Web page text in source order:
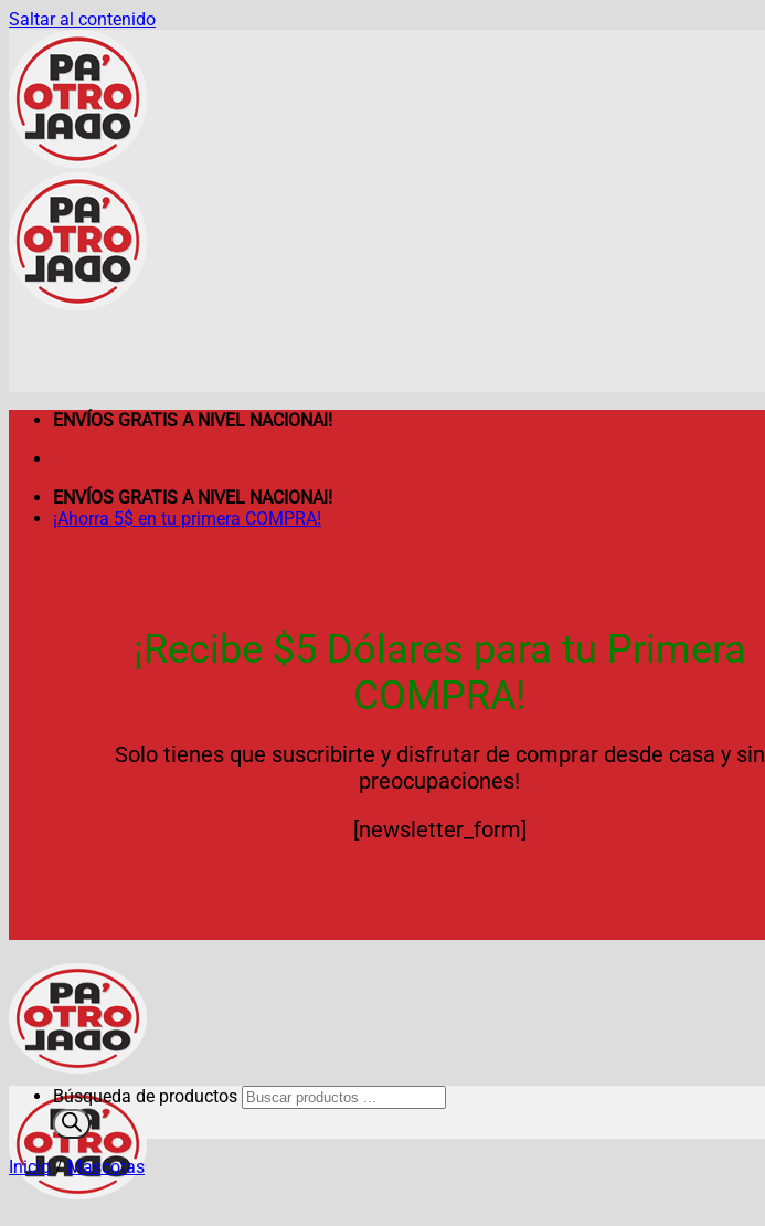
Saltar al contenido
ENVÍOS GRATIS A NIVEL NACIONAl!
ENVÍOS GRATIS A NIVEL NACIONAl!
¡Ahorra 5$ en tu primera COMPRA!
¡Recibe $5 Dólares para tu Primera
COMPRA!
Solo tienes que suscribirte y disfrutar de comprar desde casa y sin
preocupaciones!
[newsletter_form]
Búsqueda de productos
Inicio / Mascotas